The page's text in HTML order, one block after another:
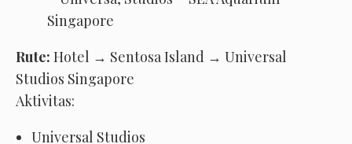
Rute: Hotel → Sentosa Island → Universal
Studios Singapore
Aktivitas:
Universal Studios